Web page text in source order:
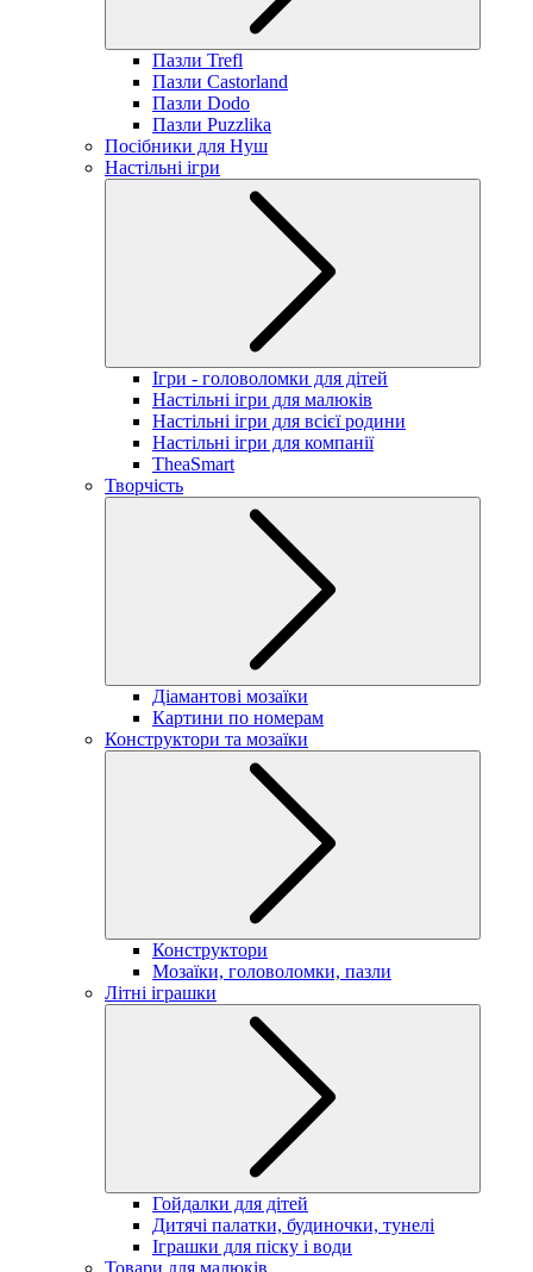
Пазли Trefl
Пазли Castorland
Пазли Dodo
Пазли Puzzlika
Посібники для Нуш
Настільні ігри
Ігри - головоломки для дітей
Настільні ігри для малюків
Настільні ігри для всієї родини
Настільні ігри для компанії
TheaSmart
Творчість
Діамантові мозаїки
Картини по номерам
Конструктори та мозаїки
Конструктори
Мозаїки, головоломки, пазли
Літні іграшки
Гойдалки для дітей
Дитячі палатки, будиночки, тунелі
Іграшки для піску і води
Товари для малюків